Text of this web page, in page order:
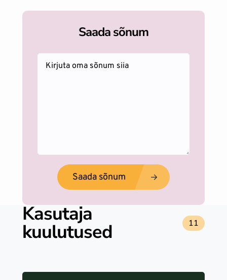
Saada sõnum
Saada sõnum
Kasutaja
kuulutused 11